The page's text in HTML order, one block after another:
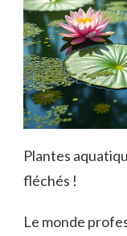
Plantes
fléchés !
Le monde